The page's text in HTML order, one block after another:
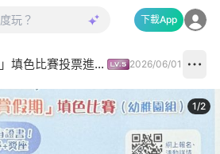
下載App
「我的Chill賞假期」填色比賽投票進行中✅ 2026/06/01
1/2